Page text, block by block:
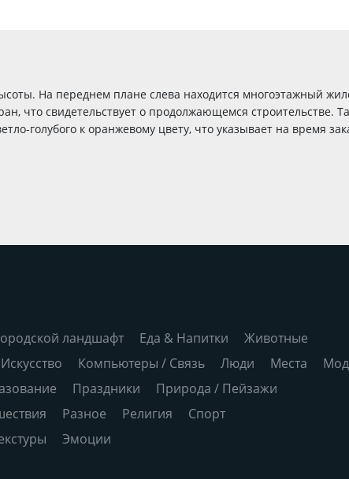
На переднем плане слева находится многоэтажный
что свидетельствует о продолжающемся строительстве.
голубого к оранжевому цвету, что указывает на время
ландшафт Еда & Напитки
Животные
Искусство Компьютеры / Связь Люди Места
Праздники
Природа / Пейзажи
Разное Религия
Спорт
Эмоции